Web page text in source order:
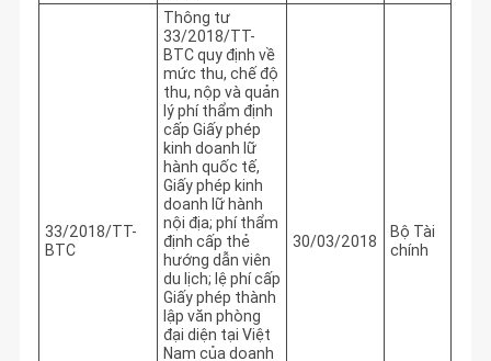
33/2018/TT-
BTC
Thông tư
33/2018/TT-
BTC quy định về
mức thu, chế độ
thu, nộp và quản
lý phí thẩm định
cấp Giấy phép
kinh doanh lữ
hành quốc tế,
Giấy phép kinh
doanh lữ hành
nội địa; phí thẩm
định cấp thẻ
hướng dẫn viên
du lịch; lệ phí cấp
Giấy phép thành
lập văn phòng
đại diện tại Việt
Nam của doanh
30/03/2018
Bộ Tài
chính